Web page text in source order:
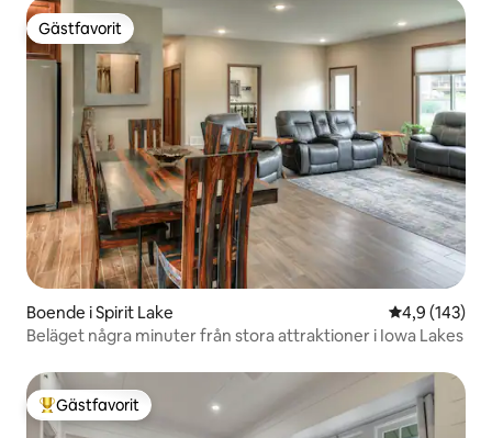
Gästfavorit
Gästfavorit
Boende i Spirit Lake 4,9 av 5 i
4,9 (143)
Beläget några minuter från stora attraktioner i Iowa Lakes
Populär gästfavorit
Gästfavorit